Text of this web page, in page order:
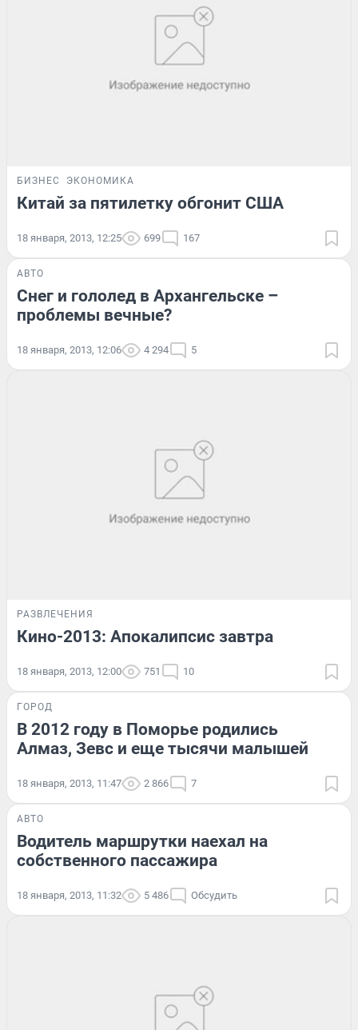
БИЗНЕС ЭКОНОМИКА
Китай за пятилетку обгонит США
18 января, 2013, 12:25 699 167
АВТО
Снег и гололед в Архангельске –
проблемы вечные?
18 января, 2013, 12:06 4 294 5
РАЗВЛЕЧЕНИЯ
Кино-2013: Апокалипсис завтра
18 января, 2013, 12:00 751 10
ГОРОД
В 2012 году в Поморье родились
Алмаз, Зевс и еще тысячи малышей
18 января, 2013, 11:47 2 866 7
АВТО
Водитель маршрутки наехал на
собственного пассажира
18 января, 2013, 11:32 5 486 Обсудить